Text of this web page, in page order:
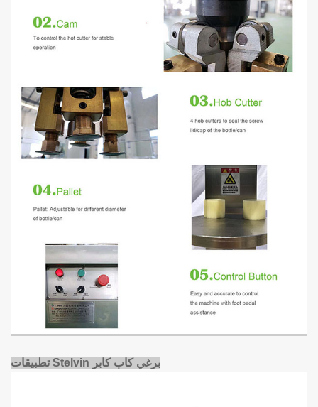
تطبيقات Stelvin برغي كاب كابر